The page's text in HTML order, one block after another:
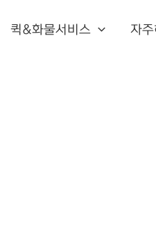
퀵&화물서비스 자